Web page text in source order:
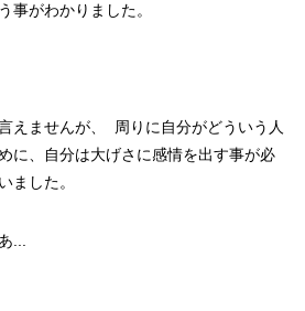
事がわかりました。
えませんが、 周りに自分がどういう人
に、自分は大げさに感情を出す事が必
ました。
...